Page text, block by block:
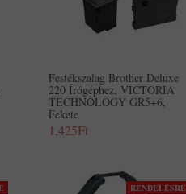
Festékszalag Brother Deluxe
220 Írógéphez, VICTORIA
TECHNOLOGY GR5+6,
Fekete
1,425Ft
RENDELÉSRE